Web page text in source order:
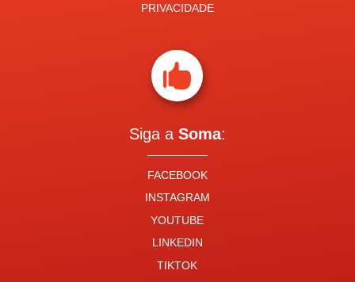
PRIVACIDADE

Siga a Soma:
FACEBOOK
INSTAGRAM
YOUTUBE
LINKEDIN
TIKTOK